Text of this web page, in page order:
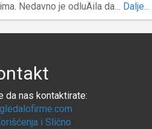
Nedavno je odluÄila da… Dalje...
da nas kontaktirate:
i Slično